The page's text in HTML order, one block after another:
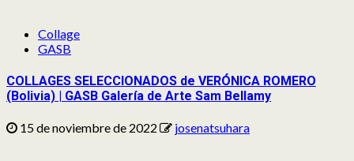
Collage
GASB
COLLAGES SELECCIONADOS de VERÓNICA ROMERO
(Bolivia) | GASB Galería de Arte Sam Bellamy
15 de noviembre de 2022 josenatsuhara